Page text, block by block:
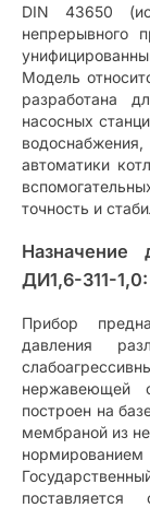
DIN 43650
непрерывного
Модель
разработана
насосных
автоматики
точность и
Назначение
ДИ1,6-311-1,0:
Прибор
давления
нержавеющей
построен на
мембраной из